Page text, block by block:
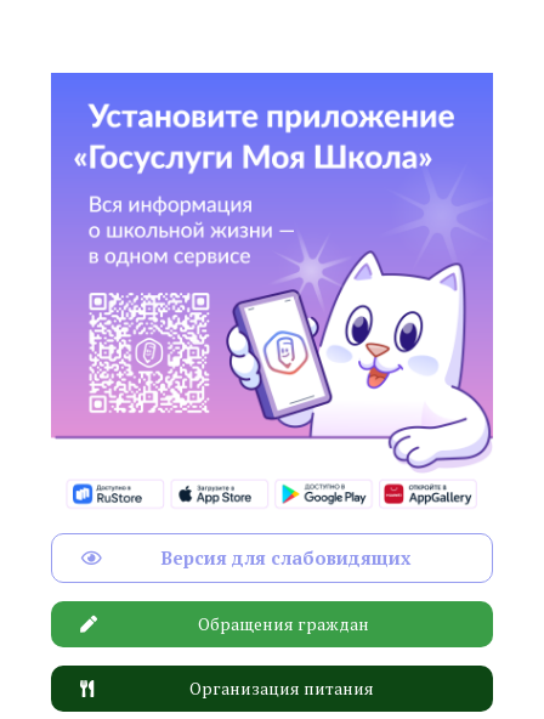
Версия для слабовидящих
Обращения граждан
Организация питания